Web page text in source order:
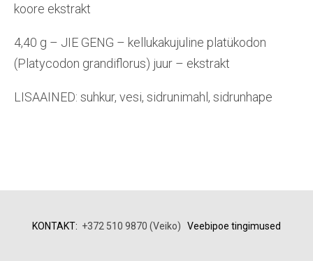
koore ekstrakt
4,40 g – JIE GENG – kellukakujuline platükodon
(Platycodon grandiflorus) juur – ekstrakt
LISAAINED: suhkur, vesi, sidrunimahl, sidrunhape
KONTAKT: +372 510 9870 (Veiko) Veebipoe tingimused